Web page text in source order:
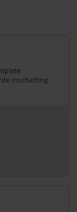
inschatting